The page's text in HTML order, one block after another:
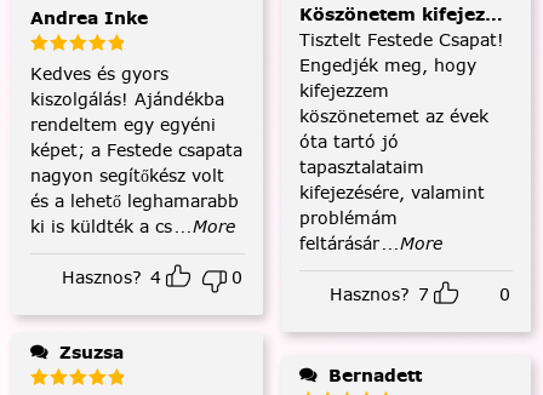
Andrea Inke
Kedves és gyors
kiszolgálás! Ajándékba
rendeltem egy egyéni
képet; a Festede csapata
nagyon segítőkész volt
és a lehető leghamarabb
ki is küldték a cs...More
Hasznos? 4 0
Zsuzsa
Köszönetem kifejezése
Tisztelt Festede Csapat!
Engedjék meg, hogy
kifejezzem
köszönetemet az évek
óta tartó jó
tapasztalataim
kifejezésére, valamint
problémám
feltárásár...More
Hasznos? 7 0
Bernadett